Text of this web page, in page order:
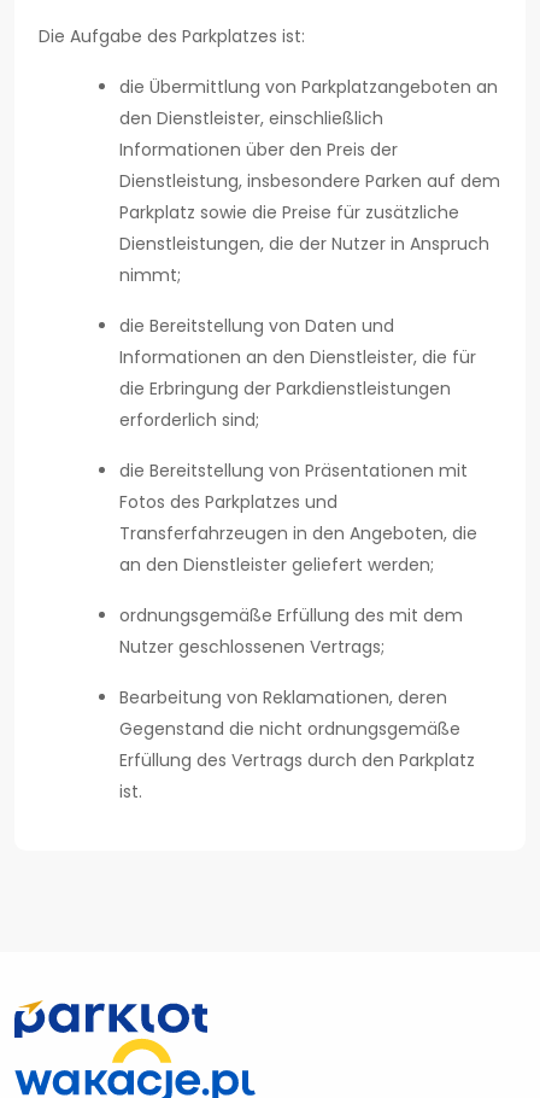
Die Aufgabe des Parkplatzes ist:
die Übermittlung von Parkplatzangeboten an
den Dienstleister, einschließlich
Informationen über den Preis der
Dienstleistung, insbesondere Parken auf dem
Parkplatz sowie die Preise für zusätzliche
Dienstleistungen, die der Nutzer in Anspruch
nimmt;
die Bereitstellung von Daten und
Informationen an den Dienstleister, die für
die Erbringung der Parkdienstleistungen
erforderlich sind;
die Bereitstellung von Präsentationen mit
Fotos des Parkplatzes und
Transferfahrzeugen in den Angeboten, die
an den Dienstleister geliefert werden;
ordnungsgemäße Erfüllung des mit dem
Nutzer geschlossenen Vertrags;
Bearbeitung von Reklamationen, deren
Gegenstand die nicht ordnungsgemäße
Erfüllung des Vertrags durch den Parkplatz
ist.